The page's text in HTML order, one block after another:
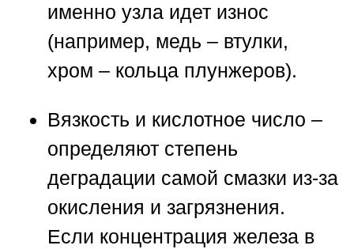
именно узла идет износ
(например, медь – втулки,
хром – кольца плунжеров).
Вязкость и кислотное число –
определяют степень
деградации самой смазки из-за
окисления и загрязнения.
Если концентрация железа в